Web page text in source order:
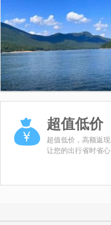
超值低价
超值低价，高额返现
让您的出行省时省心